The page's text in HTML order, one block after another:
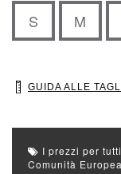
S M
GUIDA ALLE
I prezzi per
Comunità